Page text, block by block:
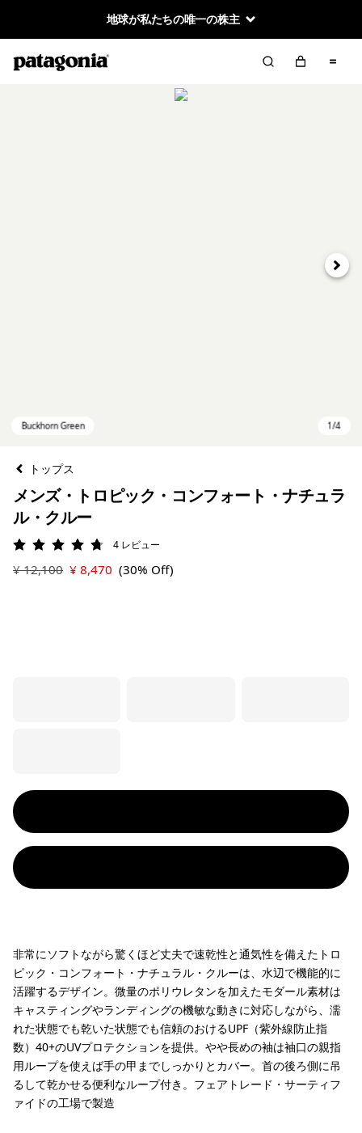
地球が私たちの唯一の株主
次へ
トップス
メンズ・トロピック・コンフォート・ナチュラ
ル・クルー
評価: 4.8 / 5
4 レビュー
¥ 12,100 ¥ 8,470 (30% Off)
非常にソフトながら驚くほど丈夫で速乾性と通気性を備えたトロ
ピック・コンフォート・ナチュラル・クルーは、水辺で機能的に
活躍するデザイン。微量のポリウレタンを加えたモダール素材は
キャスティングやランディングの機敏な動きに対応しながら、濡
れた状態でも乾いた状態でも信頼のおけるUPF（紫外線防止指
数）40+のUVプロテクションを提供。やや長めの袖は袖口の親指
用ループを使えば手の甲までしっかりとカバー。首の後ろ側に吊
るして乾かせる便利なループ付き。フェアトレード・サーティフ
ァイドの工場で製造